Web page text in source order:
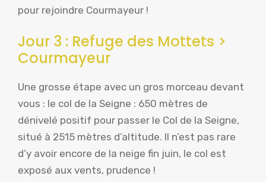
pour rejoindre Courmayeur !
Jour 3 : Refuge des Mottets >
Courmayeur
Une grosse étape avec un gros morceau devant
vous : le col de la Seigne : 650 mètres de
dénivelé positif pour passer le Col de la Seigne,
situé à 2515 mètres d’altitude. Il n’est pas rare
d’y avoir encore de la neige fin juin, le col est
exposé aux vents, prudence !